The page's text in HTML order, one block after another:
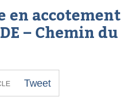
en accotement
– Chemin du
Tweet